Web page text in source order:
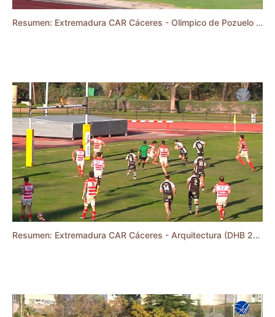
Resumen: Extremadura CAR Cáceres - Olimpico de Pozuelo CR (DHB 23/24)
Resumen: Extremadura CAR Cáceres - Arquitectura (DHB 23/24)